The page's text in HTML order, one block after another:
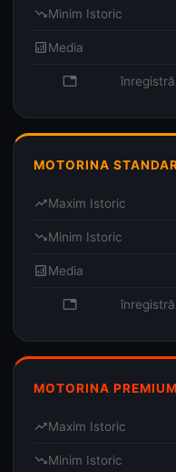
trending_downMinim Istoric
analyticsMedia
database
MOTORINA
trending_upMaxim Istoric
trending_downMinim Istoric
analyticsMedia
database
MOTORINA PREMIUM
trending_upMaxim Istoric
trending_downMinim Istoric